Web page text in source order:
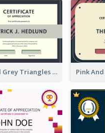
Green And Grey Triangles With Badge Certificate